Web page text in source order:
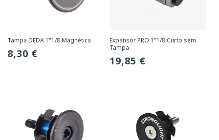
Tampa DEDA 1"1/8 Magnética
Preço
8,30 €
Expansor PRO 1"1/8 Curto sem
Tampa
Preço
19,85 €